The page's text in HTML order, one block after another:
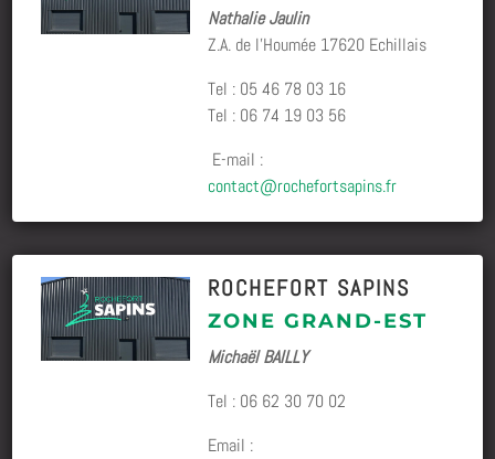
Nathalie Jaulin
Z.A. de l’Houmée 17620 Echillais
Tel : 05 46 78 03 16
Tel : 06 74 19 03 56
E-mail :
contact@rochefortsapins.fr
ROCHEFORT SAPINS
ZONE GRAND-EST
Michaël BAILLY
Tel : 06 62 30 70 02
Email :